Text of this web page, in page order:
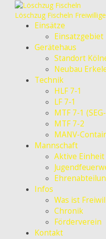
Löschzug Fischeln
Einsätze
Einsatzgebiet
Gerätehaus
Standort
Neubau
Technik
HLF 7-1
LF 7-1
MTF 7-1
MTF 7-2
MANV-
Mannschaft
Aktive Einheit
Infos
Was ist
Chronik
Förderverein
Kontakt